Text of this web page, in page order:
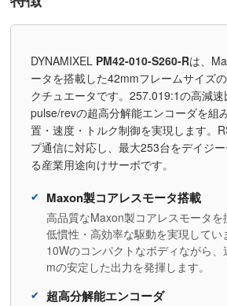
DYNAMIXEL PM42-010-S260-Rは、
ータを搭載した42mmフレームサイズ
クチュエータです。257.019:1の高減
pulse/revの超高分解能エンコーダを組
置・速度・トルク制御を実現します。
プ通信に対応し、最大253台をデイジ
る産業用途向けサーボです。
Maxon製コアレスモータ搭載
高品質なMaxon製コアレスモータを
低慣性・高効率な駆動を実現してい
10Wのコンパクトなボディながら、
mの安定した出力を発揮します。
超高分解能エンコーダ